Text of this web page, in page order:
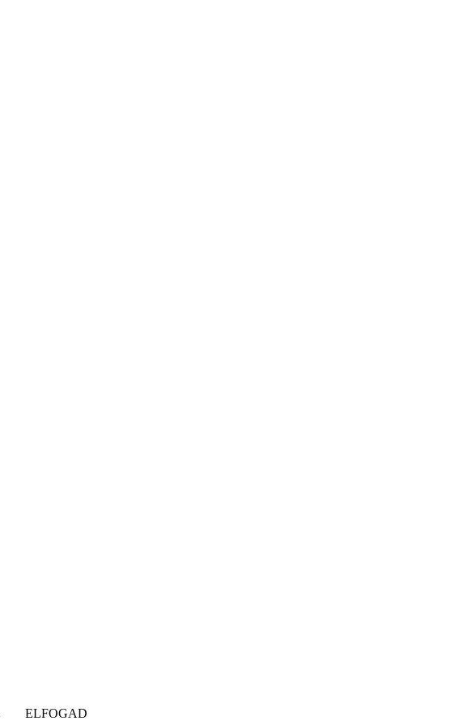
ELFOGAD